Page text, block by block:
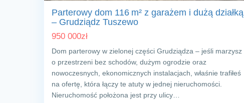
Parterowy dom 116 m² z garażem i dużą działką
– Grudziądz Tuszewo
950 000zł
Dom parterowy w zielonej części Grudziądza – jeśli marzysz
o przestrzeni bez schodów, dużym ogrodzie oraz
nowoczesnych, ekonomicznych instalacjach, właśnie trafiłeś
na ofertę, która łączy te atuty w jednej nieruchomości.
Nieruchomość położona jest przy ulicy…